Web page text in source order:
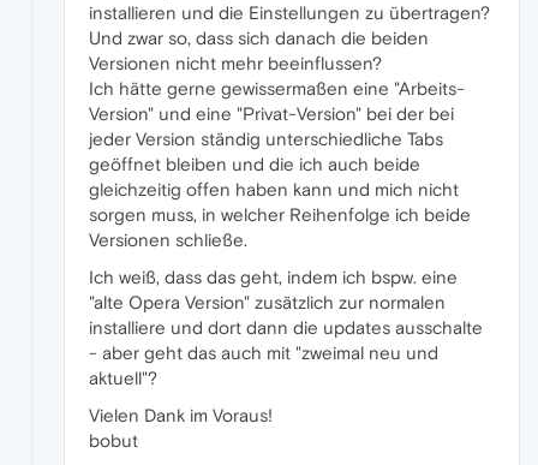
installieren und die Einstellungen zu übertragen?
Und zwar so, dass sich danach die beiden
Versionen nicht mehr beeinflussen?
Ich hätte gerne gewissermaßen eine "Arbeits-
Version" und eine "Privat-Version" bei der bei
jeder Version ständig unterschiedliche Tabs
geöffnet bleiben und die ich auch beide
gleichzeitig offen haben kann und mich nicht
sorgen muss, in welcher Reihenfolge ich beide
Versionen schließe.
Ich weiß, dass das geht, indem ich bspw. eine
"alte Opera Version" zusätzlich zur normalen
installiere und dort dann die updates ausschalte
- aber geht das auch mit "zweimal neu und
aktuell"?
Vielen Dank im Voraus!
bobut